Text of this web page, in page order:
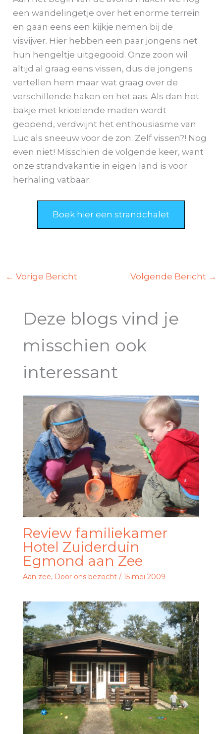
een wandelingetje over het enorme terrein
en gaan eens een kijkje nemen bij de
visvijver. Hier hebben een paar jongens net
hun hengeltje uitgegooid. Onze zoon wil
altijd al graag eens vissen, dus de jongens
vertellen hem maar wat graag over de
verschillende haken en het aas. Als dan het
bakje met krioelende maden wordt
geopend, verdwijnt het enthousiasme van
Luc als sneeuw voor de zon. Zelf vissen?! Nog
even niet! Misschien de volgende keer, want
onze strandvakantie in eigen land is voor
herhaling vatbaar.
Boek hier een strandchalet
← Vorige Bericht Volgende Bericht →
Deze blogs vind je
misschien ook
interessant
Review familiekamer
Hotel Zuiderduin
Egmond aan Zee
Aan zee, Door ons bezocht/ 15 mei 2009